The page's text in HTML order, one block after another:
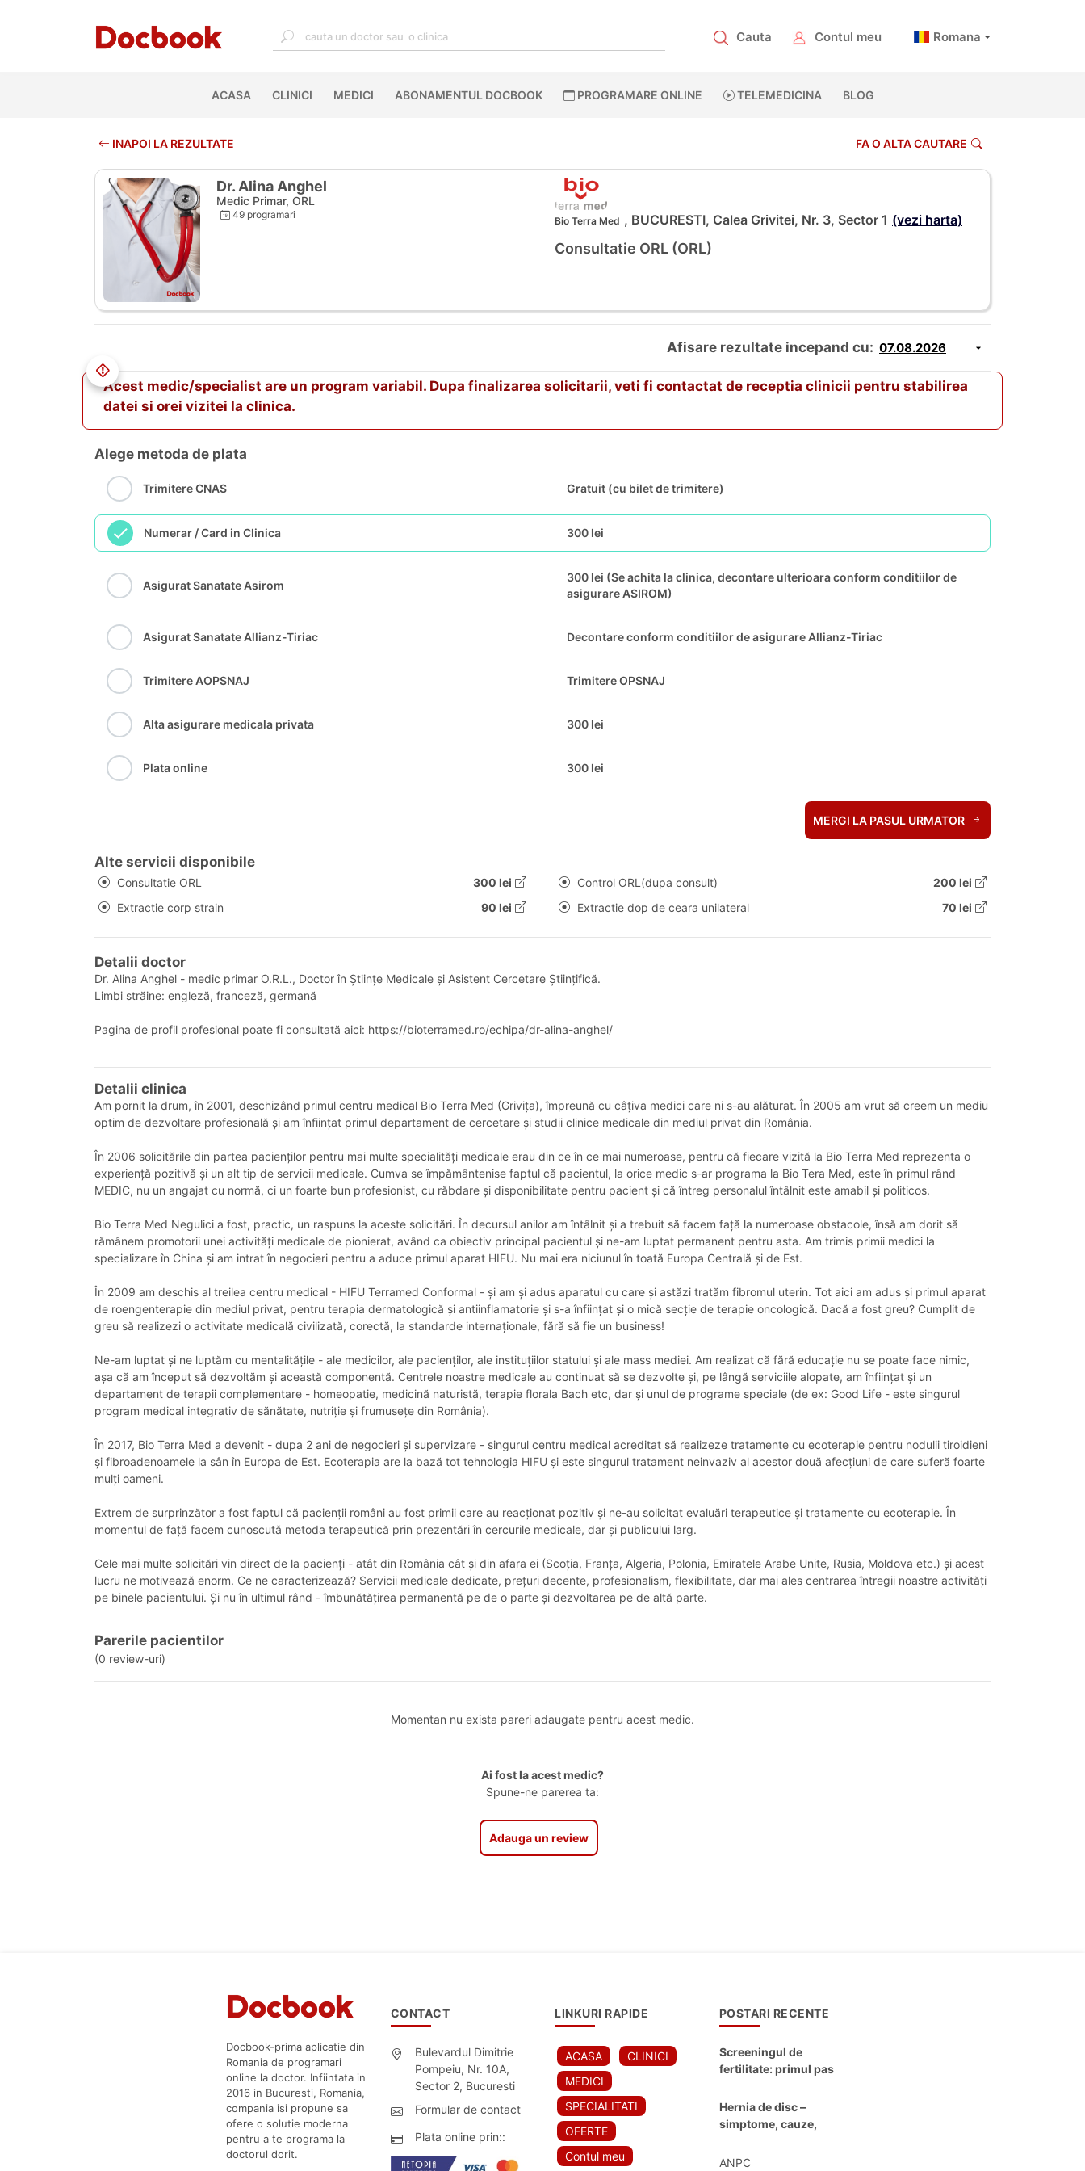
Cauta Contul meu Romana
ACASA(CURRENT)
CLINICI MEDICI ABONAMENTUL DOCBOOK PROGRAMARE ONLINE TELEMEDICINA BLOG
INAPOI LA REZULTATE FA O ALTA CAUTARE
Dr. Alina Anghel
Medic Primar, ORL
49 programari
Bio Terra Med , BUCURESTI, Calea Grivitei, Nr. 3, Sector 1 (vezi harta)
Consultatie ORL (ORL)
Afisare rezultate incepand cu:
Acest medic/specialist are un program variabil. Dupa finalizarea solicitarii, veti fi contactat de receptia clinicii pentru stabilirea
datei si orei vizitei la clinica.
Alege metoda de plata
Trimitere CNAS Gratuit (cu bilet de trimitere)
Numerar / Card in Clinica 300 lei
Asigurat Sanatate Asirom
300 lei (Se achita la clinica, decontare ulterioara conform conditiilor de
asigurare ASIROM)
Asigurat Sanatate Allianz-Tiriac Decontare conform conditiilor de asigurare Allianz-Tiriac
Trimitere AOPSNAJ Trimitere OPSNAJ
Alta asigurare medicala privata 300 lei
Plata online 300 lei
MERGI LA PASUL URMATOR
Alte servicii disponibile
Consultatie ORL 300 lei Control ORL(dupa consult)
200 lei
Extractie corp strain
90 lei Extractie dop de ceara unilateral 70 lei
Detalii doctor
Dr. Alina Anghel - medic primar O.R.L., Doctor în Științe Medicale și Asistent Cercetare Științifică.
Limbi străine: engleză, franceză, germană
Pagina de profil profesional poate fi consultată aici: https://bioterramed.ro/echipa/dr-alina-anghel/
Detalii clinica
Am pornit la drum, în 2001, deschizând primul centru medical Bio Terra Med (Grivița), împreună cu câțiva medici care ni s-au alăturat. În 2005 am vrut să creem un mediu
optim de dezvoltare profesională și am înființat primul departament de cercetare și studii clinice medicale din mediul privat din România.
În 2006 solicitările din partea pacienților pentru mai multe specialități medicale erau din ce în ce mai numeroase, pentru că fiecare vizită la Bio Terra Med reprezenta o
experiență pozitivă și un alt tip de servicii medicale. Cumva se împământenise faptul că pacientul, la orice medic s-ar programa la Bio Tera Med, este în primul rând
MEDIC, nu un angajat cu normă, ci un foarte bun profesionist, cu răbdare și disponibilitate pentru pacient și că întreg personalul întâlnit este amabil și politicos.
Bio Terra Med Negulici a fost, practic, un raspuns la aceste solicitări. În decursul anilor am întâlnit și a trebuit să facem față la numeroase obstacole, însă am dorit să
rămânem promotorii unei activități medicale de pionierat, având ca obiectiv principal pacientul și ne-am luptat permanent pentru asta. Am trimis primii medici la
specializare în China și am intrat în negocieri pentru a aduce primul aparat HIFU. Nu mai era niciunul în toată Europa Centrală și de Est.
În 2009 am deschis al treilea centru medical - HIFU Terramed Conformal - și am și adus aparatul cu care și astăzi tratăm fibromul uterin. Tot aici am adus și primul aparat
de roengenterapie din mediul privat, pentru terapia dermatologică și antiinflamatorie și s-a înființat și o mică secție de terapie oncologică. Dacă a fost greu? Cumplit de
greu să realizezi o activitate medicală civilizată, corectă, la standarde internaționale, fără să fie un business!
Ne-am luptat și ne luptăm cu mentalitățile - ale medicilor, ale pacienților, ale instituțiilor statului și ale mass mediei. Am realizat că fără educație nu se poate face nimic,
așa că am început să dezvoltăm și această componentă. Centrele noastre medicale au continuat să se dezvolte și, pe lângă serviciile alopate, am înființat și un
departament de terapii complementare - homeopatie, medicină naturistă, terapie florala Bach etc, dar și unul de programe speciale (de ex: Good Life - este singurul
program medical integrativ de sănătate, nutriție și frumusețe din România).
În 2017, Bio Terra Med a devenit - dupa 2 ani de negocieri și supervizare - singurul centru medical acreditat să realizeze tratamente cu ecoterapie pentru nodulii tiroidieni
și fibroadenoamele la sân în Europa de Est. Ecoterapia are la bază tot tehnologia HIFU și este singurul tratament neinvaziv al acestor două afecțiuni de care suferă foarte
mulți oameni.
Extrem de surprinzător a fost faptul că pacienții români au fost primii care au reacționat pozitiv și ne-au solicitat evaluări terapeutice și tratamente cu ecoterapie. În
momentul de față facem cunoscută metoda terapeutică prin prezentări în cercurile medicale, dar și publicului larg.
Cele mai multe solicitări vin direct de la pacienți - atât din România cât și din afara ei (Scoția, Franța, Algeria, Polonia, Emiratele Arabe Unite, Rusia, Moldova etc.) și acest
lucru ne motivează enorm. Ce ne caracterizează? Servicii medicale dedicate, prețuri decente, profesionalism, flexibilitate, dar mai ales centrarea întregii noastre activități
pe binele pacientului. Și nu în ultimul rând - îmbunătățirea permanentă pe de o parte și dezvoltarea pe de altă parte.
Parerile pacientilor
(0 review-uri)
Momentan nu exista pareri adaugate pentru acest medic.
Ai fost la acest medic?
Spune-ne parerea ta:
Adauga un review
Docbook-prima aplicatie din
Romania de programari
online la doctor. Infiintata in
2016 in Bucuresti, Romania,
compania isi propune sa
ofere o solutie moderna
pentru a te programa la
doctorul dorit.
CONTACT
Bulevardul Dimitrie
Pompeiu, Nr. 10A,
Sector 2, Bucuresti
Formular de contact
Plata online prin::
LINKURI RAPIDE
ACASA
CLINICI
MEDICI
SPECIALITATI
OFERTE
Contul meu
POSTARI RECENTE
Screeningul de
fertilitate: primul pas
Hernia de disc –
simptome, cauze,
moderne de
ANPC